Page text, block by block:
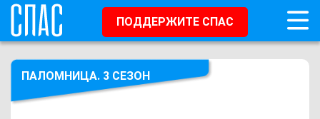
ПОДДЕРЖИТЕ СПАС
ПАЛОМНИЦА. 3 СЕЗОН